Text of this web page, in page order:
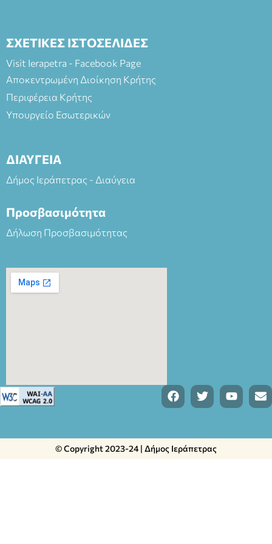
ΣΧΕΤΙΚΕΣ ΙΣΤΟΣΕΛΙΔΕΣ
Visit Ierapetra - Facebook Page
Αποκεντρωμένη Διοίκηση Κρήτης
Περιφέρεια Κρήτης
Υπουργείο Εσωτερικών
ΔΙΑΥΓΕΙΑ
Δήμος Ιεράπετρας - Διαύγεια
Προσβασιμότητα
Δήλωση Προσβασιμότητας
© Copyright 2023-24 | Δήμος Ιεράπετρας